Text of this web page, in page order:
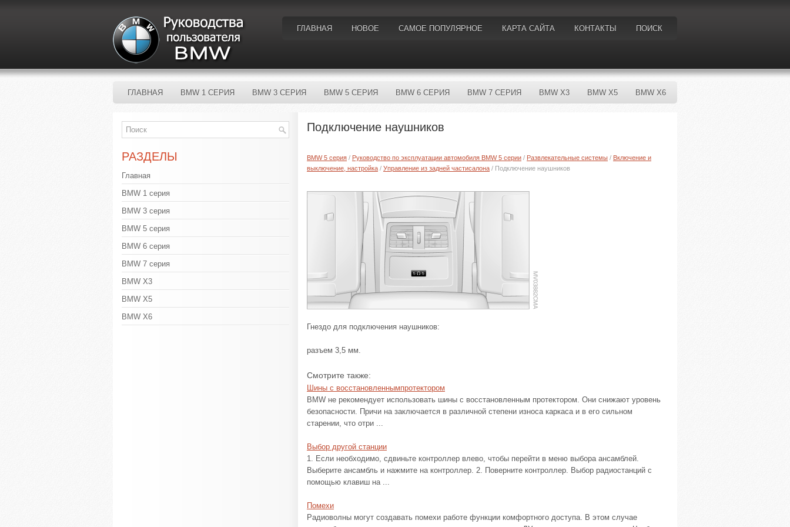
ГЛАВНАЯ НОВОЕ САМОЕ ПОПУЛЯРНОЕ КАРТА САЙТА КОНТАКТЫ ПОИСК
ГЛАВНАЯ BMW 1 СЕРИЯ BMW 3 СЕРИЯ BMW 5 СЕРИЯ BMW 6 СЕРИЯ BMW 7 СЕРИЯ BMW X3 BMW X5 BMW X6
Подключение наушников
BMW 5 серия / Руководство по эксплуатации автомобиля BMW 5 серии / Развлекательные системы / Включение и
выключение, настройка / Управление из задней частисалона / Подключение наушников
Гнездо для подключения наушников:
разъем 3,5 мм.
Смотрите также:
Шины с восстановленнымпротектором
BMW не рекомендует использовать шины с восстановленным протектором. Они снижают уровень
безопасности. Причи на заключается в различной степени износа каркаса и в его сильном
старении, что отри ...
Выбор другой станции
1. Если необходимо, сдвиньте контроллер влево, чтобы перейти в меню выбора ансамблей.
Выберите ансамбль и нажмите на контроллер. 2. Поверните контроллер. Выбор радиостанций с
помощью клавиш на ...
Помехи
Радиоволны могут создавать помехи работе функции комфортного доступа. В этом случае
РАЗДЕЛЫ
Главная
BMW 1 серия
BMW 3 серия
BMW 5 серия
BMW 6 серия
BMW 7 серия
BMW X3
BMW X5
BMW X6